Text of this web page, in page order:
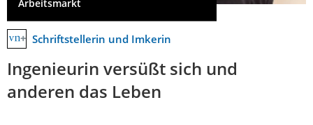
Arbeitsmarkt
Schriftstellerin und Imkerin
Ingenieurin versüßt sich und
anderen das Leben